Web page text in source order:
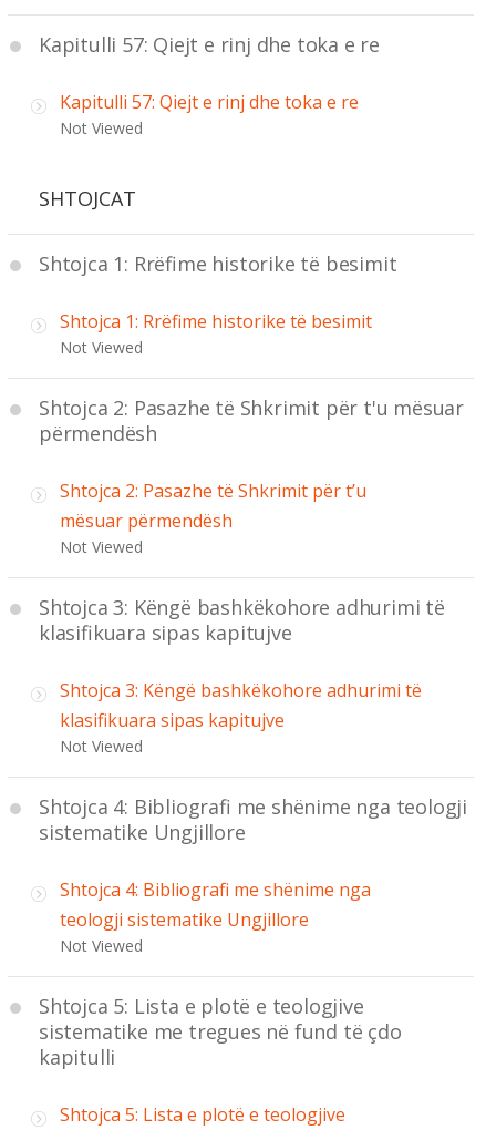
Kapitulli 57: Qiejt e rinj dhe toka e re
Kapitulli 57: Qiejt e rinj dhe toka e re
Not Viewed
SHTOJCAT
Shtojca 1: Rrëfime historike të besimit
Shtojca 1: Rrëfime historike të besimit
Not Viewed
Shtojca 2: Pasazhe të Shkrimit për t'u mësuar
përmendësh
Shtojca 2: Pasazhe të Shkrimit për t’u
mësuar përmendësh
Not Viewed
Shtojca 3: Këngë bashkëkohore adhurimi të
klasifikuara sipas kapitujve
Shtojca 3: Këngë bashkëkohore adhurimi të
klasifikuara sipas kapitujve
Not Viewed
Shtojca 4: Bibliografi me shënime nga teologji
sistematike Ungjillore
Shtojca 4: Bibliografi me shënime nga
teologji sistematike Ungjillore
Not Viewed
Shtojca 5: Lista e plotë e teologjive
sistematike me tregues në fund të çdo
kapitulli
Shtojca 5: Lista e plotë e teologjive